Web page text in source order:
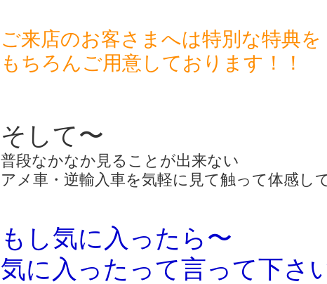
ご来店のお客さまへは特別な特典を
もちろんご用意しております！！
そして〜
普段なかなか見ることが出来ない
アメ車・逆輸入車を気軽に見て触って体感し
もし気に入った ら〜
気に入ったって言って下さ